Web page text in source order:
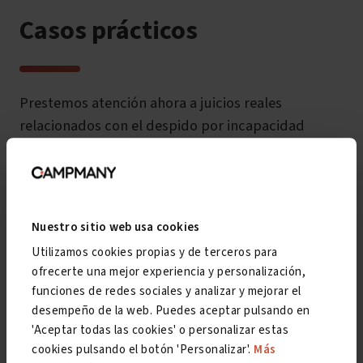
Nuestro sitio web usa cookies
Utilizamos cookies propias y de terceros para
ofrecerte una mejor experiencia y personalización,
funciones de redes sociales y analizar y mejorar el
desempeño de la web. Puedes aceptar pulsando en
'Aceptar todas las cookies' o personalizar estas
cookies pulsando el botón 'Personalizar'. Más
Casos prácticos
Prestemos atención ahora a juicios reales
relacionados con el despido por incapacidad
Tribunal Superior de Justicia de Asturias, que
empleado presentaba unaineptitud manifiesta
lo hizo comparando el rendimiento que alcanzaba
antes de ser aprobada su incapacidad parcial y la
productividad que tenía previamente-en años
anteriores-.